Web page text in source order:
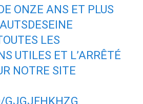
ONZE ANS ET PLUS
LES
UTILES ET L’ARRÊTÉ
NOTRE SITE
GJGJFHKHZG